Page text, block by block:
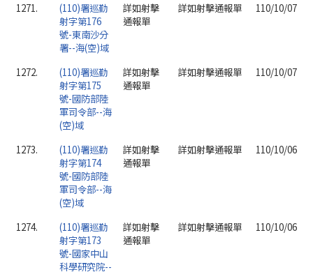
1271.
(110)署巡勤
射字第176
號-東南沙分
署--海(空)域
詳如射擊
通報單
詳如射擊通報單 110/10/07
1272.
(110)署巡勤
射字第175
號-國防部陸
軍司令部--海
(空)域
詳如射擊
通報單
詳如射擊通報單 110/10/07
1273.
(110)署巡勤
射字第174
號-國防部陸
軍司令部--海
(空)域
詳如射擊
通報單
詳如射擊通報單 110/10/06
1274.
(110)署巡勤
射字第173
號-國家中山
科學研究院--
詳如射擊
通報單
詳如射擊通報單 110/10/06